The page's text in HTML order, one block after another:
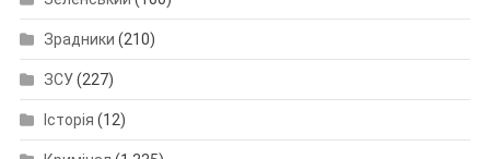
Зрадники (210)
ЗСУ(227)
Історія (12)